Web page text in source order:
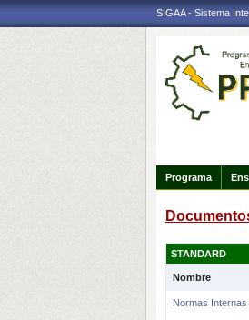
SIGAA - Sistema
Programa
STANDARD
Nombre
Normas